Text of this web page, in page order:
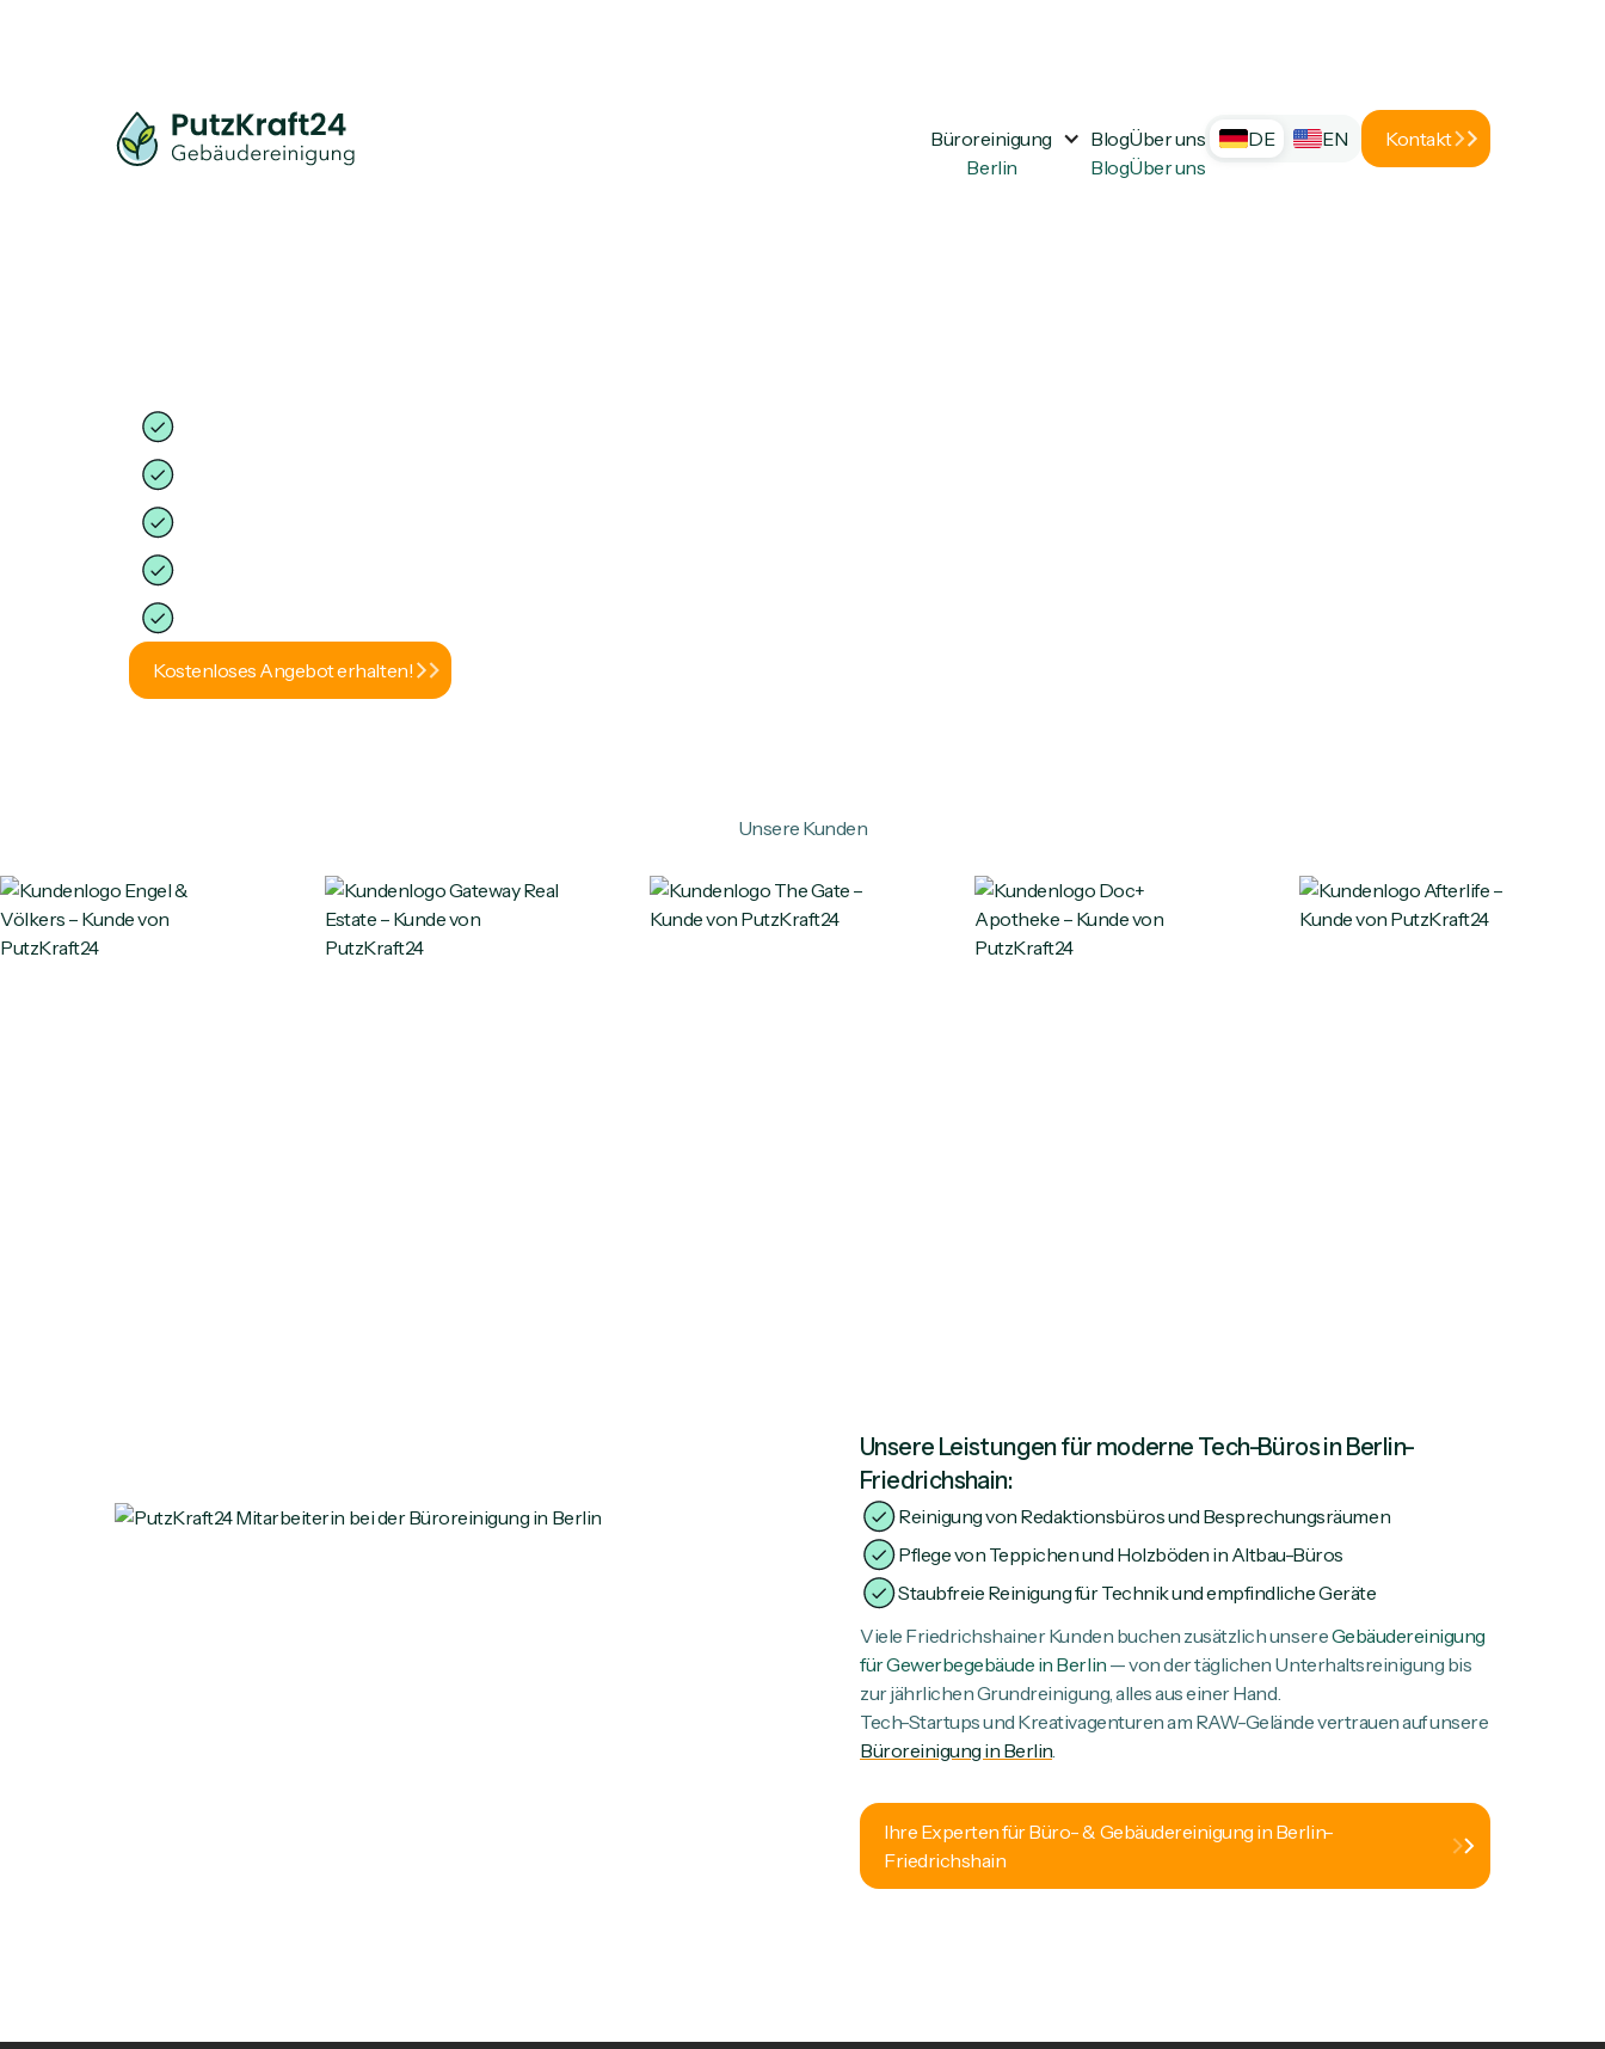
Büroreinigung
Berlin
Blog
Blog
Über uns
Über uns
DE EN Kontakt
Kostenloses Angebot erhalten!
Unsere Kunden
Unsere Leistungen für moderne Tech-Büros in Berlin-
Friedrichshain:
Reinigung von Redaktionsbüros und Besprechungsräumen
Pflege von Teppichen und Holzböden in Altbau-Büros
Staubfreie Reinigung für Technik und empfindliche Geräte
Viele Friedrichshainer Kunden buchen zusätzlich unsereGebäudereinigung
für Gewerbegebäude in Berlin — von der täglichen Unterhaltsreinigung bis
zur jährlichen Grundreinigung, alles aus einer Hand.
Tech-Startups und Kreativagenturen am RAW-Gelände vertrauen auf unsere
Büroreinigung in Berlin.
Ihre Experten für Büro- & Gebäudereinigung in Berlin-
Friedrichshain